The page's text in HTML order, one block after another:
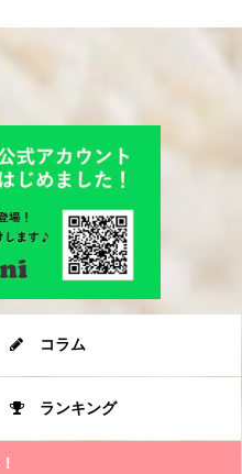
コラム
ランキング